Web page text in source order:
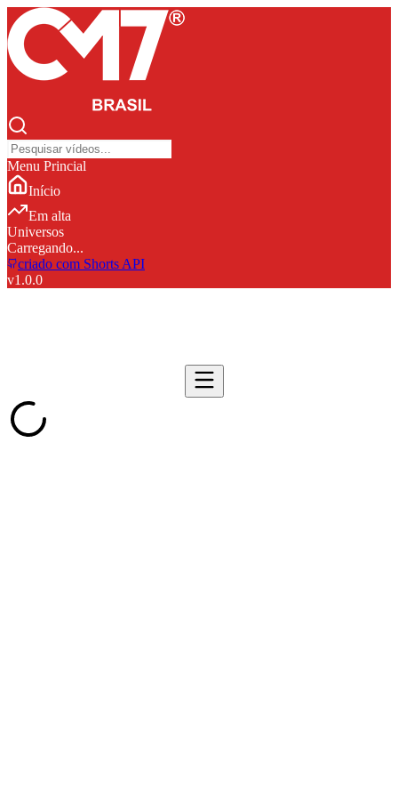
Menu Princial
Início
Em alta
Universos
Carregando...
criado com Shorts API
v1.0.0